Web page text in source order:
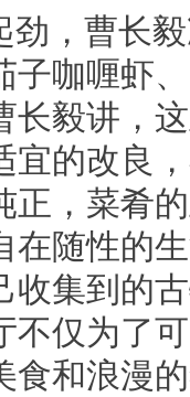
劲，曹长
子咖喱虾
长毅讲，
宜的改良
正，菜肴
在随性的
收集到的
不仅为了
食和浪漫